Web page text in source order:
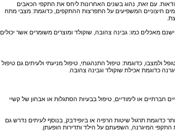
עם זאת, נהוג בשנים האחרונות ליחס את התקפי הכאבים
חיצוניים המשפיעים על התפרצות ההתקפים, כדוגמת: מצבי מתח
מאכלים כמו: גבינה צהובה, שוקולד ומוצרים משומרים אשר יכולים
ולמצבו, כדוגמת: טיפול התנהגותי, טיפול מניעתי ולעיתים גם טיפול
כדוגמת אכילת שוקולד וגבינה צהובה.
חברתיים או לימודיים, טיפול בבעיות הסתגלות או אבחון של קשיי
כדוגמת תרגול שיטות הרפיה או ביופידבק, בנוסף לעיתים נדרש גם
התקפי המיגרנה, השפעתם על הילד ותדירות הופעתן.